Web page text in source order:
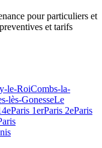
pour particuliers et
et tarifs
le-RoiCombs-la-
lès-GonesseLe
Paris 1erParis 2eParis